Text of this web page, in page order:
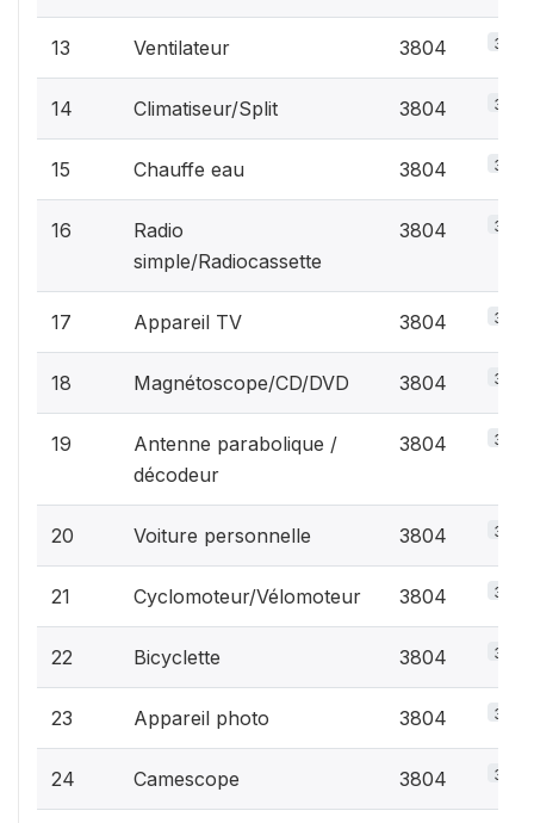
13 Ventilateur 3804 3.2%
14 Climatiseur/Split 3804 3.2%
15 Chauffe eau 3804 3.2%
16
Radio
simple/Radiocassette
3804 3.2%
17 Appareil TV 3804 3.2%
18 Magnétoscope/CD/DVD 3804 3.2%
19
Antenne parabolique /
décodeur
3804 3.2%
20 Voiture personnelle 3804 3.2%
21 Cyclomoteur/Vélomoteur 3804 3.2%
22 Bicyclette 3804 3.2%
23 Appareil photo 3804 3.2%
24 Camescope 3804 3.2%